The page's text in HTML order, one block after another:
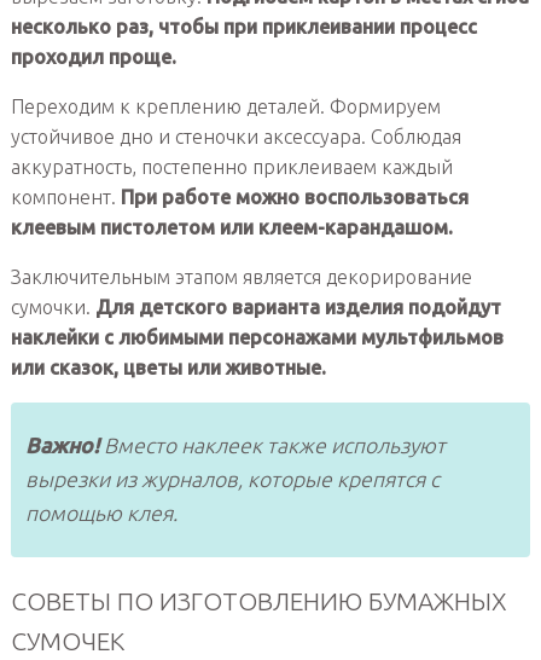
несколько раз, чтобы при приклеивании процесс
проходил проще.
Переходим к креплению деталей. Формируем
устойчивое дно и стеночки аксессуара. Соблюдая
аккуратность, постепенно приклеиваем каждый
компонент. При работе можно воспользоваться
клеевым пистолетом или клеем-карандашом.
Заключительным этапом является декорирование
сумочки. Для детского варианта изделия подойдут
наклейки с любимыми персонажами мультфильмов
или сказок, цветы или животные.
Важно!Вместо наклеек также используют
вырезки из журналов, которые крепятся с
помощью клея.
СОВЕТЫ ПО ИЗГОТОВЛЕНИЮ БУМАЖНЫХ
СУМОЧЕК